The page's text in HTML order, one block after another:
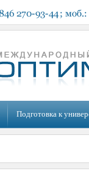
Подготовка к